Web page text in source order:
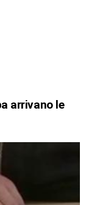
arrivano le